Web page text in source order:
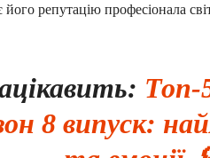
репутацію професіонала
Топ-
8 випуск: